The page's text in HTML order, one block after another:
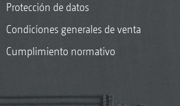
Protección de datos
Condiciones generales de venta
Cumplimiento normativo